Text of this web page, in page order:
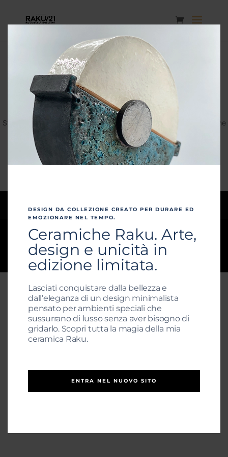
Grandi cose all'orizzonte
Sta nascendo qualcosa di grosso! Il nostro negozio è in lavorazione
e aprirà presto!
© 2025 Raku21.com | Tutti i diritti riservati |
MRTGLC65L05A479F
DESIGN DA COLLEZIONE CREATO PER DURARE ED
EMOZIONARE NEL TEMPO.
Ceramiche Raku. Arte,
design e unicità in
edizione limitata.
Lasciati conquistare dalla bellezza e
dall’eleganza di un design minimalista
pensato per ambienti speciali che
sussurrano di lusso senza aver bisogno di
gridarlo. Scopri tutta la magia della mia
ceramica Raku.
ENTRA NEL NUOVO SITO